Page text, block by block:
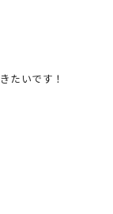
たいです！